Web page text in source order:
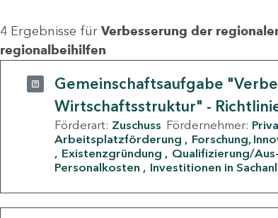
4 Ergebnisse für Verbesserung der
regionalbeihilfen
Gemeinschaftsaufgabe
Wirtschaftsstruktur" -
Förderart: Zuschuss Fördernehmer:
Arbeitsplatzförderung
Forschung,
Existenzgründung
Qualifizierung/
Personalkosten
Investitionen in